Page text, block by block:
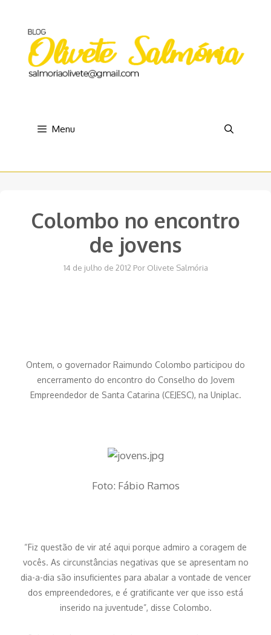
conteúdo
Menu
Colombo no encontro
de jovens
14 de julho de 2012 Por Olivete Salmória
Ontem, o governador Raimundo Colombo participou do
encerramento do encontro do Conselho do Jovem
Empreendedor de Santa Catarina (CEJESC), na Uniplac.
Foto: Fábio Ramos
“Fiz questão de vir até aqui porque admiro a coragem de
vocês. As circunstâncias negativas que se apresentam no
dia-a-dia são insuficientes para abalar a vontade de vencer
dos empreendedores, e é gratificante ver que isso está
inserido na juventude”, disse Colombo.